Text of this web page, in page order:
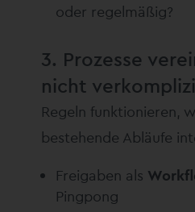
oder regelmäßig?
3. Prozesse
nicht
Regeln funktionieren,
bestehende Abläufe
Freigaben als
Pingpong